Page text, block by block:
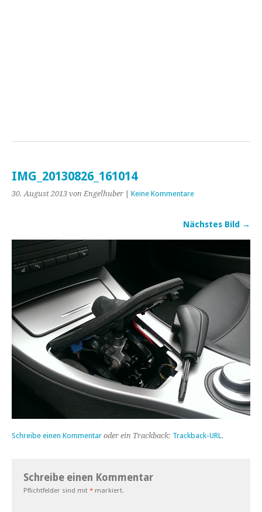
IMG_20130826_161014
30. August 2013 von Engelhuber Keine Kommentare
Nächstes Bild →
Schreibe einen Kommentar oder ein Trackback: Trackback-URL.
Schreibe einen Kommentar
Pflichtfelder sind mit * markiert.